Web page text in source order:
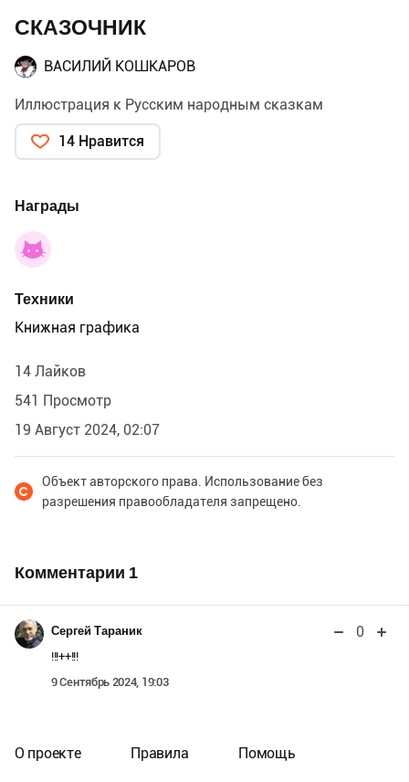
СКАЗОЧНИК
ВАСИЛИЙ КОШКАРОВ
Иллюстрация к Русским народным сказкам
14 Нравится
Награды
Техники
Книжная графика
14 Лайков
541 Просмотр
19 Август 2024, 02:07
Объект авторского права. Использование без
разрешения правообладателя запрещено.
Комментарии 1
Сергей Тараник 0
!!!++!!!
9 Сентябрь 2024, 19:03
О проекте Правила Помощь